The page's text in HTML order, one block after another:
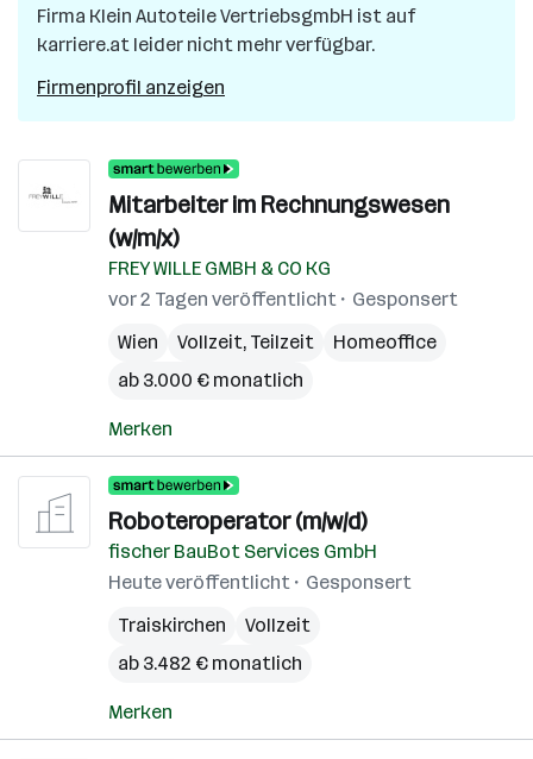
Firma Klein Autoteile VertriebsgmbH ist auf
karriere.at leider nicht mehr verfügbar.
Firmenprofil anzeigen
Mitarbeiter im Rechnungswesen
(w/m/x)
FREY WILLE GMBH & CO KG
vor 2 Tagen veröffentlicht
Gesponsert
Wien
Vollzeit, Teilzeit
Homeoffice
ab 3.000 € monatlich
Merken
Roboteroperator (m/w/d)
fischer BauBot Services GmbH
Heute veröffentlicht
Gesponsert
Traiskirchen
Vollzeit
ab 3.482 € monatlich
Merken